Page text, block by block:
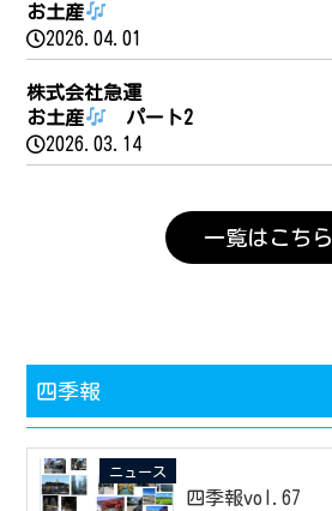
お土産
2026.04.01
株式会社急運
お土産
パート2
2026.03.14
一覧はこちら
四季報
ニュース
四季報vol.67